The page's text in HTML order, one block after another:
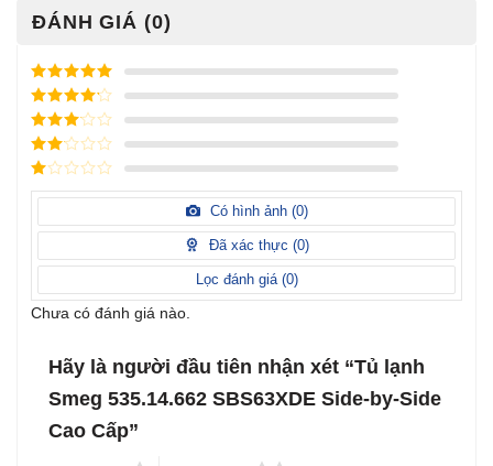
ĐÁNH GIÁ (0)
Được xếp
hạng
5
sao
Được xếp
hạng
sao
Được
xếp
hạng3
5 sao
Được
hạng
sao
Được
1
sao
Có hình ảnh (0)
Đã xác thực (0)
Lọc đánh giá (0)
Chưa có đánh giá nào.
Hãy là người đầu tiên nhận xét “Tủ lạnh
Smeg 535.14.662 SBS63XDE Side-by-Side
Cao Cấp”